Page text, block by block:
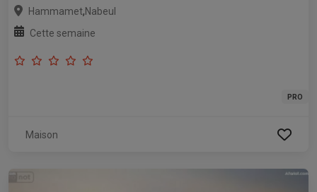
Hammamet,Nabeul
Cette semaine
PRO
Maison